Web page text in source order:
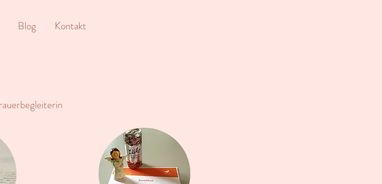
Blog Kontakt